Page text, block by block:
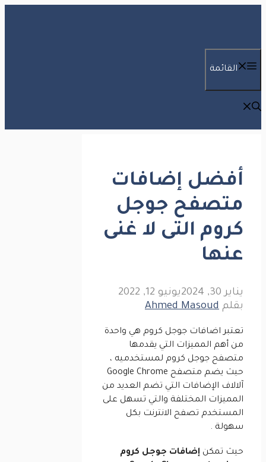
القائمة
أفضل إضافات
متصفح جوجل
كروم التى لا غنى
عنها
يناير 30, 2024
يونيو 12, 2022
بقلم Ahmed Masoud
تعتبر اضافات جوجل كروم هي واحدة
من أهم المميزات التي يقدمها
متصفح جوجل كروم لمستخدميه ،
حيث يضم متصفح Google Chrome
آلالاف الإضافات التي تضم العديد من
المميزات المختلفة والتي تسهل على
المستخدم تصفح الانترنت بكل
سهولة .
حيث تمكن إضافات جوجل كروم